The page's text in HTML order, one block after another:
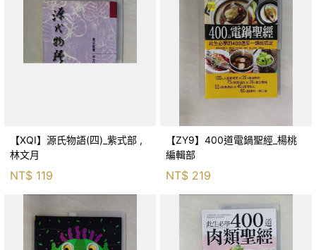
【XQI】源氏物語(四)_紫式部 ,
林文月
NT$ 119
【ZY9】400道電鍋聖經_楊桃
編輯部
NT$ 219